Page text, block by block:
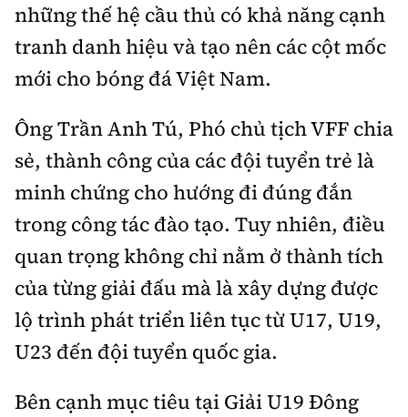
những thế hệ cầu thủ có khả năng cạnh
tranh danh hiệu và tạo nên các cột mốc
mới cho bóng đá Việt Nam.
Ông Trần Anh Tú, Phó chủ tịch VFF chia
sẻ, thành công của các đội tuyển trẻ là
minh chứng cho hướng đi đúng đắn
trong công tác đào tạo. Tuy nhiên, điều
quan trọng không chỉ nằm ở thành tích
của từng giải đấu mà là xây dựng được
lộ trình phát triển liên tục từ U17, U19,
U23 đến đội tuyển quốc gia.
Bên cạnh mục tiêu tại Giải U19 Đông